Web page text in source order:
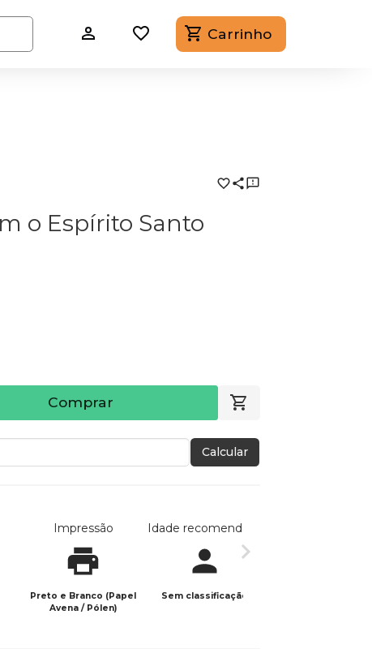
Carrinho
o Espírito Santo
Comprar
Calcular
Impressão
Preto e Branco (Papel
Avena / Pólen)
Idade recomendada
Sem classificação